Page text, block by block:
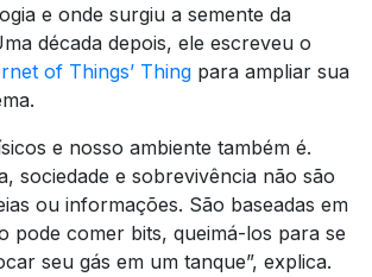
e onde surgiu a semente da
década depois, ele escreveu o
of Things’ Thing para ampliar sua
e nosso ambiente também é.
sociedade e sobrevivência não são
ou informações. São baseadas em
pode comer bits, queimá-los para se
seu gás em um tanque”, explica.